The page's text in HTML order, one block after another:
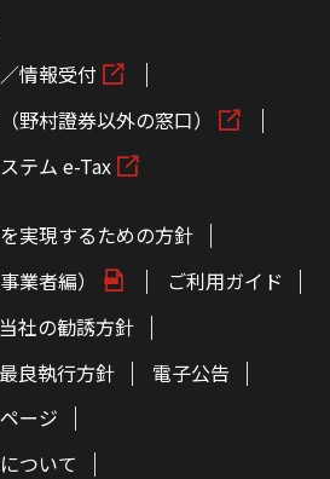
情報受付
野村證券以外の窓口）
テム e-Tax
実現するための方針
業者編）
ご利用ガイド
当社の勧誘方針
最良執行方針
電子公告
ージ
ついて